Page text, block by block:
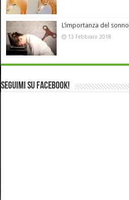
L’importanza del sonno
13 Febbraio 2018
Seguimi su Facebook!